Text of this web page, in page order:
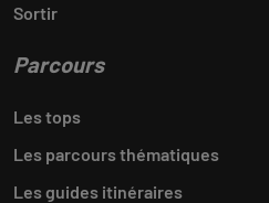
Sortir
Parcours
Les tops
Les parcours thématiques
Les guides itinéraires